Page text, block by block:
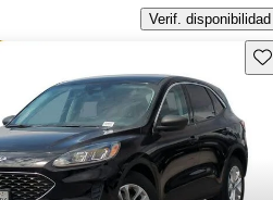
Verif. disponibilidad